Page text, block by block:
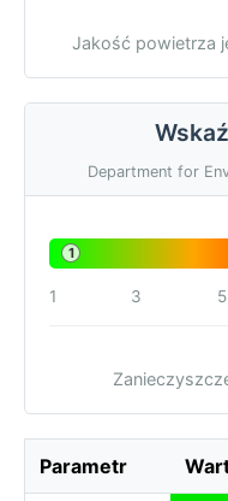
Jakość powietrza
Department for
1
1 3 5
Parametr